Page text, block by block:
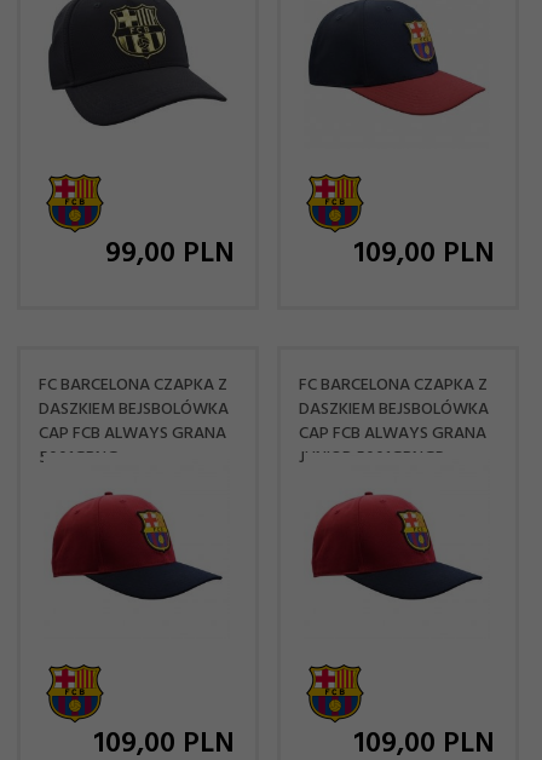
99,00 PLN 109,00 PLN
FC BARCELONA CZAPKA Z
DASZKIEM BEJSBOLÓWKA
CAP FCB ALWAYS GRANA
5001GBNG
109,00 PLN
FC BARCELONA CZAPKA Z
DASZKIEM BEJSBOLÓWKA
CAP FCB ALWAYS GRANA
JUNIOR 5001GBNGP
109,00 PLN